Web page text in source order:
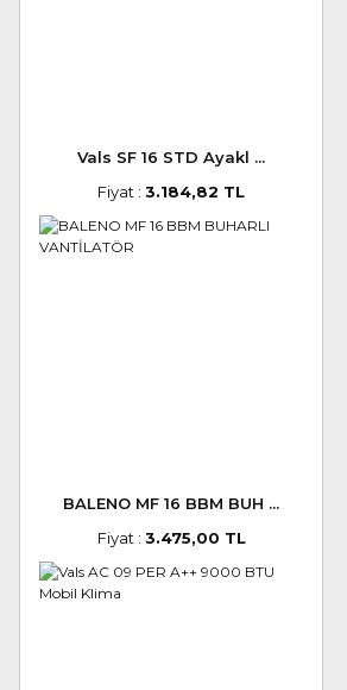
Vals SF 16 STD Ayakl ...
Fiyat : 3.184,82 TL
BALENO MF 16 BBM BUH ...
Fiyat : 3.475,00 TL